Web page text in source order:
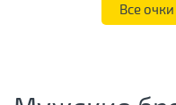
Все